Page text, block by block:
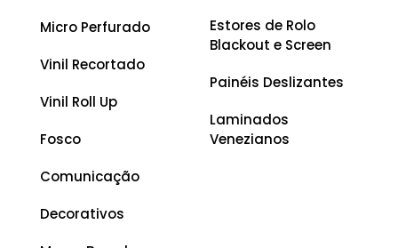
Micro Perfurado
Vinil Recortado
Vinil Roll Up
Fosco
Comunicação
Decorativos
Estores de Rolo
Blackout e Screen
Painéis Deslizantes
Laminados
Venezianos